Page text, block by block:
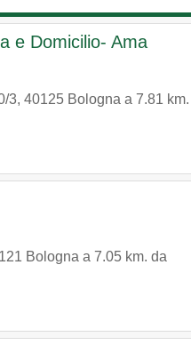
e Domicilio- Ama
3, 40125 Bologna a 7.81 km.
Bologna a 7.05 km. da